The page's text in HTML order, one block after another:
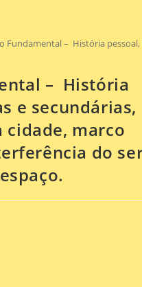
Fundamental – História
– História
e secundárias,
marco
do